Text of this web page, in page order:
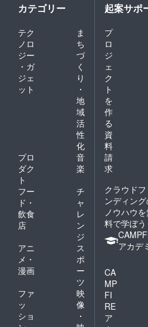
カテゴリー
テク
ノロ
ジー
・ガ
ジェ
ット
ま
ち
づ
く
り
・
地
域
活
性
化
プロ
ダク
ト
音
楽
フー
ド・
飲食
店
チ
ャ
レ
ン
ジ
アニ
メ・
漫画
ス
ポ
ー
ツ
ファ
ッ
ショ
映
像
・
起案サポ
プ
ロ
ジ
ェ
ク
ト
を
作
る
資
料
請
求
クラウドフ
ンディン
ノウハウ
料で学ぼう
アカデ
CA
MP
FI
RE
ア